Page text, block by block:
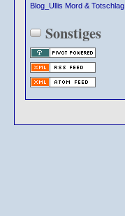
Blog_Ullis Mord & Totschlag
Sonstiges